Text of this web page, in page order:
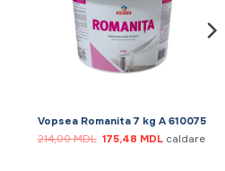
Vopsea Romanita 7 kg A 610075
214,00MDL Prețul
inițial
175,48 MDLPrețul
caldare